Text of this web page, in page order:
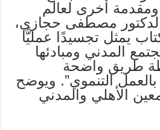
ومقدمة أخرى لعالم
مصطفى حجازي،
يمثل تجسيدًا عمليًّا
المدني ومبادئها
طريق واضحة
بالعمل التنموي”. ويوضح
الأهلي والمدني